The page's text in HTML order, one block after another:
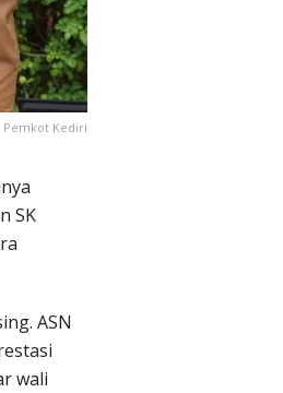
Pemkot Kediri
SK
ASN
wali